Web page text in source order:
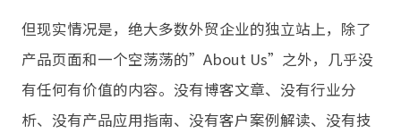
但现实情况是，绝大多数外贸企业的独立站上，除了
产品页面和一个空荡荡的”About Us”之外，几乎没
有任何有价值的内容。没有博客文章、没有行业分
析、没有产品应用指南、没有客户案例解读、没有技